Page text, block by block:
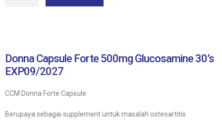
Donna Capsule Forte 500mg Glucosamine 30’s
EXP09/2027
CCM Donna Forte Capsule
Berupaya sebagai supplement untuk masalah osteoartitis